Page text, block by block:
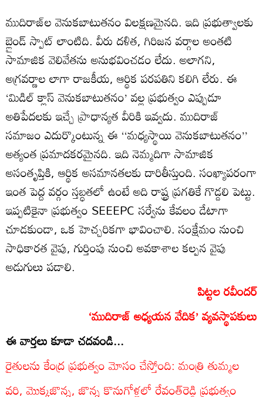
ముదిరాజ్‌ల వెనుకబాటుతనం విలక్షణమైనది. ఇది ప్రభుత్వాలకు
బ్లైండ్‌ స్పాట్‌ లాంటిది. వీరు దళిత, గిరిజన వర్గాల అంతటి
సామాజిక వెలివేతను అనుభవించడం లేదు. అలాగని,
అగ్రవర్ణాల లాగా రాజకీయ, ఆర్థిక పరపతిని కలిగి లేరు. ఈ
‘మిడిల్ క్లాస్ వెనుకబాటుతనం’ వల్ల ప్రభుత్వం ఎప్పుడూ
అతిపేదలకు ఇచ్చే ప్రాధాన్యత వీరికి ఇవ్వదు. ముదిరాజ్
సమాజం ఎదుర్కొంటున్న ఈ ‘‘మధ్యస్థాయి వెనుకబాటుతనం’’
అత్యంత ప్రమాదకరమైనది. ఇది నెమ్మదిగా సామాజిక
అసంతృప్తికి, ఆర్థిక అసమానతలకు దారితీస్తుంది. సంఖ్యాపరంగా
ఇంత పెద్ద వర్గం స్తబ్ధతలో ఉంటే అది రాష్ట్ర ప్రగతికే గొడ్డలి పెట్టు.
ఇప్పటికైనా ప్రభుత్వం SEEEPC సర్వేను కేవలం డేటాగా
చూడకుండా, ఒక హెచ్చరికగా భావించాలి. సంక్షేమం నుంచి
సాధికారత వైపు, గుర్తింపు నుంచి అవకాశాల కల్పన వైపు
అడుగులు పడాలి.
పిట్టల రవీందర్
‘ముదిరాజ్ అధ్యయన వేదిక’ వ్యవస్థాపకులు
ఈ వార్తలు కూడా చదవండి...
రైతులను కేంద్ర ప్రభుత్వం మోసం చేస్తోంది: మంత్రి తుమ్మల
వరి, మొక్కజొన్న, జొన్న కొనుగోళ్లలో రేవంత్‌రెడ్డి ప్రభుత్వం